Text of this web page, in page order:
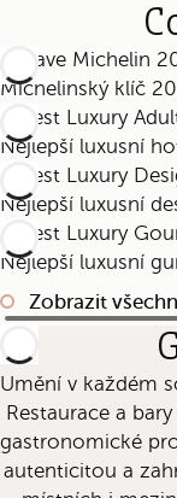
Michelinský klíč
Nejlepší luxusní
Nejlepší luxusní
Nejlepší luxusní
Zobrazit
Umění v každém
Restaurace a
gastronomické
autenticitou a